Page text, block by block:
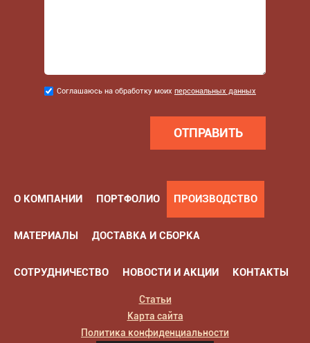
Соглашаюсь
Соглашаюсь на обработку моих персональных данных
О КОМПАНИИ ПОРТФОЛИО ПРОИЗВОДСТВО
МАТЕРИАЛЫ ДОСТАВКА И СБОРКА
СОТРУДНИЧЕСТВО НОВОСТИ И АКЦИИ КОНТАКТЫ
Статьи
Карта сайта
Политика конфиденциальности